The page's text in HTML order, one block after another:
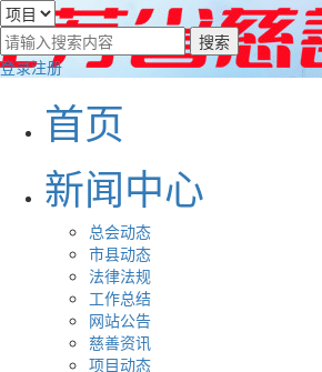
登录注册
首页
新闻中心
总会动态
市县动态
法律法规
工作总结
网站公告
慈善资讯
项目动态